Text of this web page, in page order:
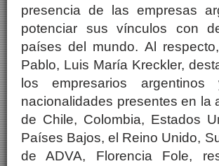
presencia de las empresas
potenciar sus vínculos con
países del mundo. Al
Pablo, Luis María Kreckler,
los empresarios
nacionalidades presentes en la
de Chile, Colombia, Estados
Países Bajos, el Reino Unido,
de ADVA, Florencia Fole,